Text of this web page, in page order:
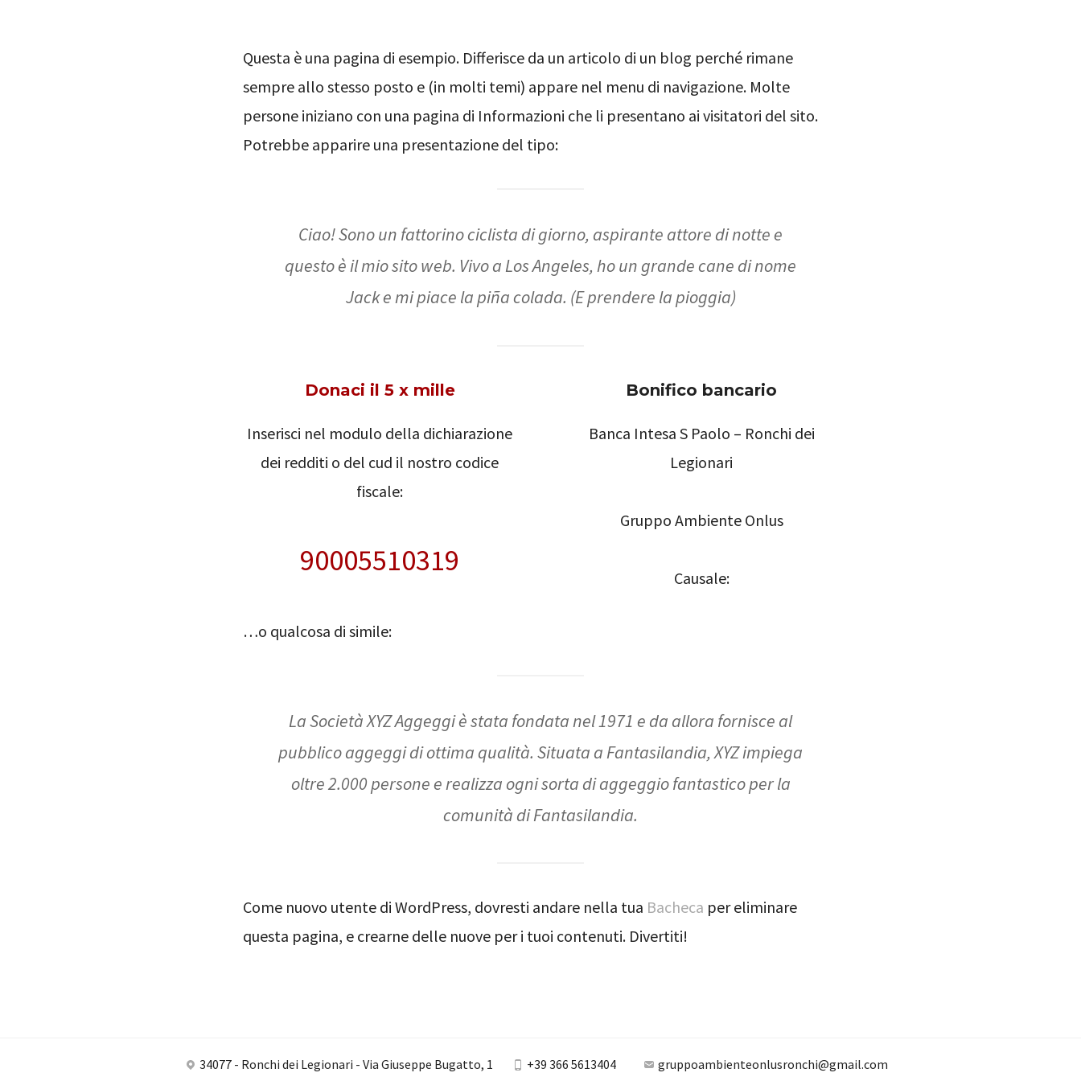
Questa è una pagina di esempio. Differisce da un articolo di un blog perché rimane
sempre allo stesso posto e (in molti temi) appare nel menu di navigazione. Molte
persone iniziano con una pagina di Informazioni che li presentano ai visitatori del sito.
Potrebbe apparire una presentazione del tipo:
Ciao! Sono un fattorino ciclista di giorno, aspirante attore di notte e
questo è il mio sito web. Vivo a Los Angeles, ho un grande cane di nome
Jack e mi piace la piña colada. (E prendere la pioggia)
Donaci il 5 x mille
Inserisci nel modulo della dichiarazione
dei redditi o del cud il nostro codice
fiscale:
90005510319
Bonifico bancario
Banca Intesa S Paolo – Ronchi dei
Legionari
Gruppo Ambiente Onlus
Causale:
…o qualcosa di simile:
La Società XYZ Aggeggi è stata fondata nel 1971 e da allora fornisce al
pubblico aggeggi di ottima qualità. Situata a Fantasilandia, XYZ impiega
oltre 2.000 persone e realizza ogni sorta di aggeggio fantastico per la
comunità di Fantasilandia.
Come nuovo utente di WordPress, dovresti andare nella tua Bacheca per eliminare
questa pagina, e crearne delle nuove per i tuoi contenuti. Divertiti!
34077 - Ronchi dei Legionari - Via Giuseppe Bugatto, 1 +39 366 5613404 gruppoambienteonlusronchi@gmail.com